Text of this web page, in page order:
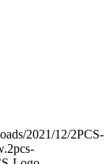
2021/12/2PCS-